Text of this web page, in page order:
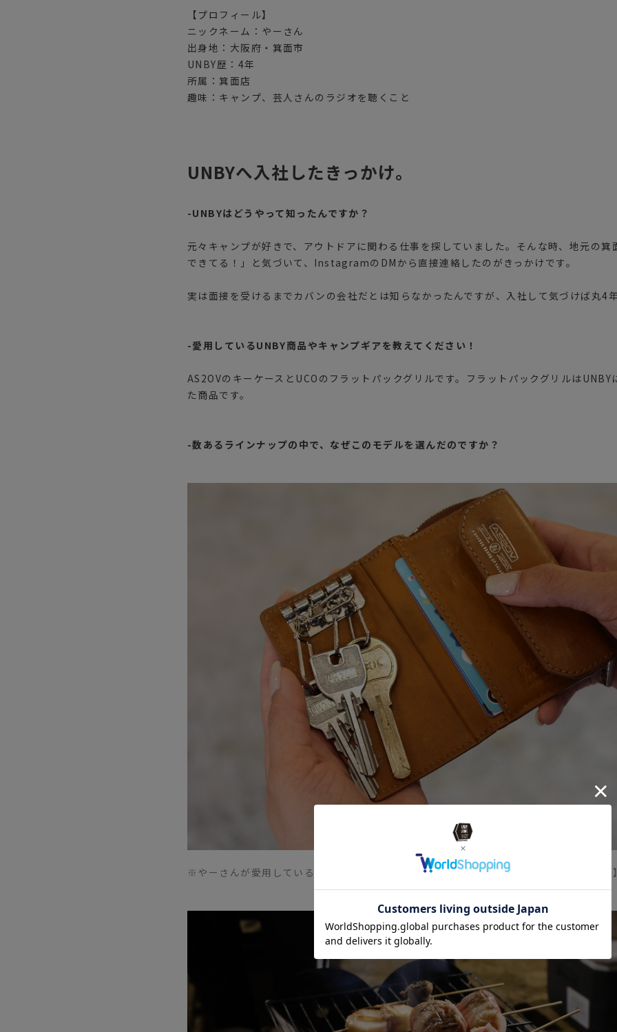
【プロフィール】
ニックネーム：やーさん
出身地：大阪府・箕面市
UNBY歴：4年
所属：箕面店
趣味：キャンプ、芸人さんのラジオを聴くこと
UNBYへ入社したきっかけ。
-UNBYはどうやって知ったんですか？
元々キャンプが好きで、アウトドアに関わる仕事を探していました。そんな時、地元の
できてる！」と気づいて、InstagramのDMから直接連絡したのがきっかけです。
実は面接を受けるまでカバンの会社だとは知らなかったんですが、入社して気づけば丸4
-愛用しているUNBY商品やキャンプギアを教えてください！
AS2OVのキーケースとUCOのフラットパックグリルです。フラットパックグリルは
た商品です。
-数あるラインナップの中で、なぜこのモデルを選んだのですか？
※やーさんが愛用している【AS2OV (アッソブ) LEATHER MOBILE WALLET KEY CASE